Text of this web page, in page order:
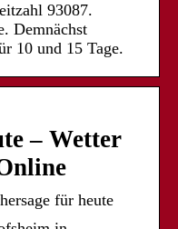
93087.
Demnächst
10 und 15 Tage.
– Wetter
für heute